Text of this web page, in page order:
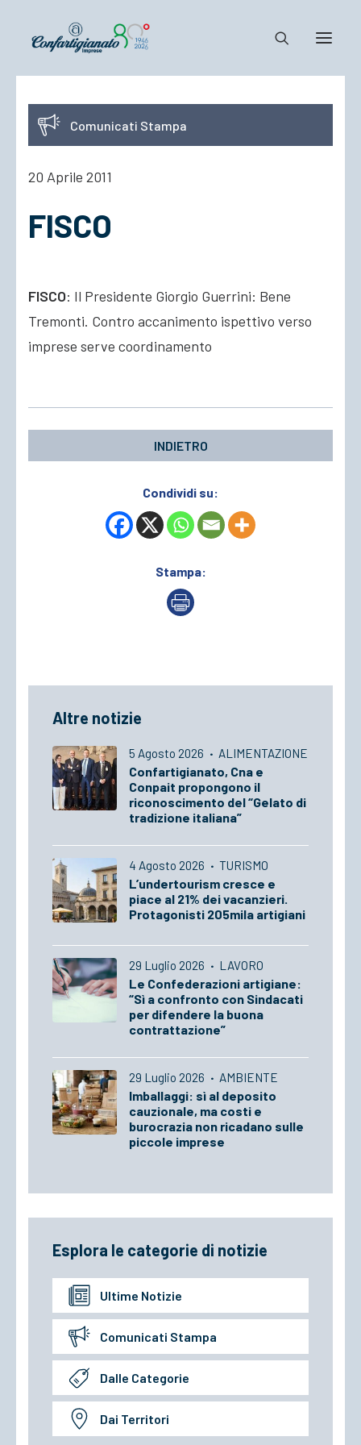
Notizie e Documenti
Confartigianato
Cosa Facciamo
ACCEDI
Comunicati Stampa
20 Aprile 2011
FISCO
FISCO: Il Presidente Giorgio Guerrini: Bene
Tremonti. Contro accanimento ispettivo verso
imprese serve coordinamento
INDIETRO
Condividi su:
Stampa:
Altre notizie
5 Agosto 2026 · ALIMENTAZIONE
Confartigianato, Cna e
Conpait propongono il
riconoscimento del “Gelato di
tradizione italiana”
4 Agosto 2026 · TURISMO
L’undertourism cresce e
piace al 21% dei vacanzieri.
Protagonisti 205mila artigiani
29 Luglio 2026 · LAVORO
Le Confederazioni artigiane:
“Sì a confronto con Sindacati
per difendere la buona
contrattazione”
29 Luglio 2026 · AMBIENTE
Imballaggi: sì al deposito
cauzionale, ma costi e
burocrazia non ricadano sulle
piccole imprese
Esplora le categorie di notizie
Ultime Notizie
Comunicati Stampa
Dalle Categorie
Dai Territori